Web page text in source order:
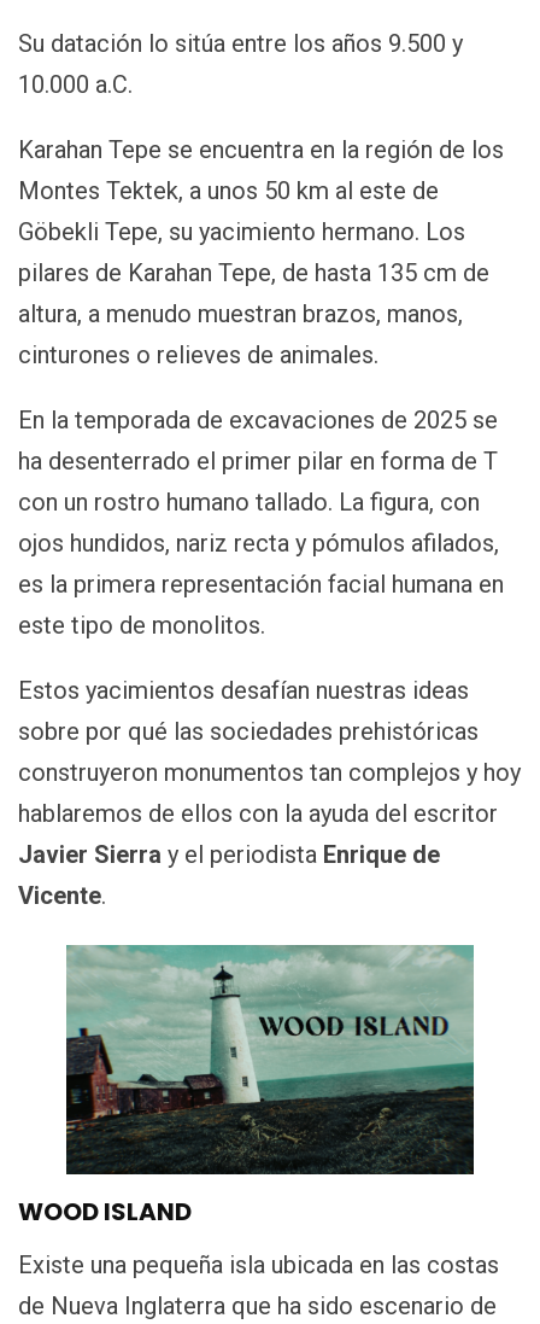
Su datación lo sitúa entre los años 9.500 y
10.000 a.C.
Karahan Tepe se encuentra en la región de los
Montes Tektek, a unos 50 km al este de
Göbekli Tepe, su yacimiento hermano. Los
pilares de Karahan Tepe, de hasta 135 cm de
altura, a menudo muestran brazos, manos,
cinturones o relieves de animales.
En la temporada de excavaciones de 2025 se
ha desenterrado el primer pilar en forma de T
con un rostro humano tallado. La figura, con
ojos hundidos, nariz recta y pómulos afilados,
es la primera representación facial humana en
este tipo de monolitos.
Estos yacimientos desafían nuestras ideas
sobre por qué las sociedades prehistóricas
construyeron monumentos tan complejos y hoy
hablaremos de ellos con la ayuda del escritor
Javier Sierra y el periodista Enrique de
Vicente.
WOOD ISLAND
Existe una pequeña isla ubicada en las costas
de Nueva Inglaterra que ha sido escenario de